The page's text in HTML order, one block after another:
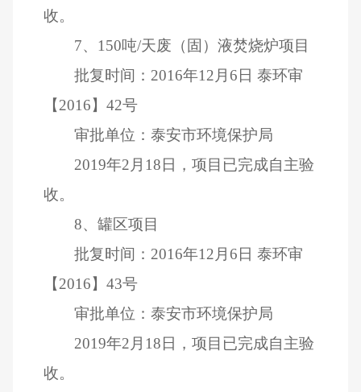
收。
7、 150吨/天废（固）液焚烧炉项目
批复时间： 2016年12 月 6 日 泰环审
【2016】42号
审批单位：泰安市环境保护局
2019年2 月 18 日，项目已完成自主验
收。
8、罐区项目
批复时间： 2016年12 月 6 日 泰环审
【2016】43号
审批单位：泰安市环境保护局
2019年2 月 18 日，项目已完成自主验
收。